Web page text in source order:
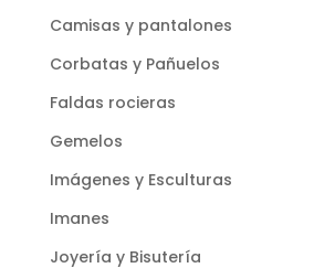
Camisas y pantalones
Corbatas y Pañuelos
Faldas rocieras
Gemelos
Imágenes y Esculturas
Imanes
Joyería y Bisutería